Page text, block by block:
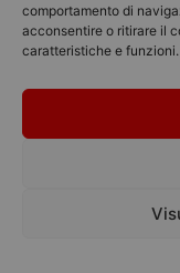
comportamento di
acconsentire o ritirare il
caratteristiche e funzioni.
Pagamenti